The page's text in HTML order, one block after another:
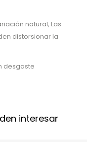
natural, Las
distorsionar la
desgaste
interesar